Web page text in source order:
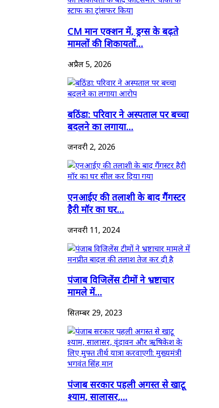
CM मान एक्शन में, ड्रग्स के बढ़ते
मामलों की शिकायतों...
अप्रैल 5, 2026
बठिंडा: परिवार ने अस्पताल पर बच्चा
बदलने का लगाया...
जनवरी 2, 2026
एनआईए की तलाशी के बाद गैंगस्टर
हैरी मॉर का घर...
जनवरी 11, 2024
पंजाब विजिलेंस टीमों ने भ्रष्टाचार
मामले में...
सितम्बर 29, 2023
पंजाब सरकार पहली अगस्त से खाटू
श्याम, सालासर,...